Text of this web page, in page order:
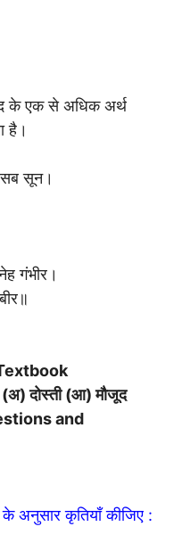
के एक से अधिक अर्थ
है।
सब सून।
गंभीर।
दोस्ती (आ) मौजूद
and
अनुसार कृतियाँ कीजिए :